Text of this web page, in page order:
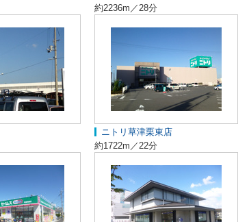
約2236m／28分
ニトリ草津栗東店
約1722m／22分